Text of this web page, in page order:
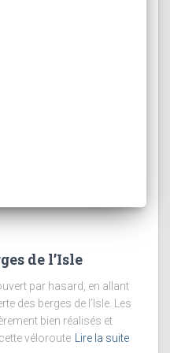
de l’Isle
par hasard, en allant
des berges de l’Isle. Les
bien réalisés et
véloroute
Lire la suite